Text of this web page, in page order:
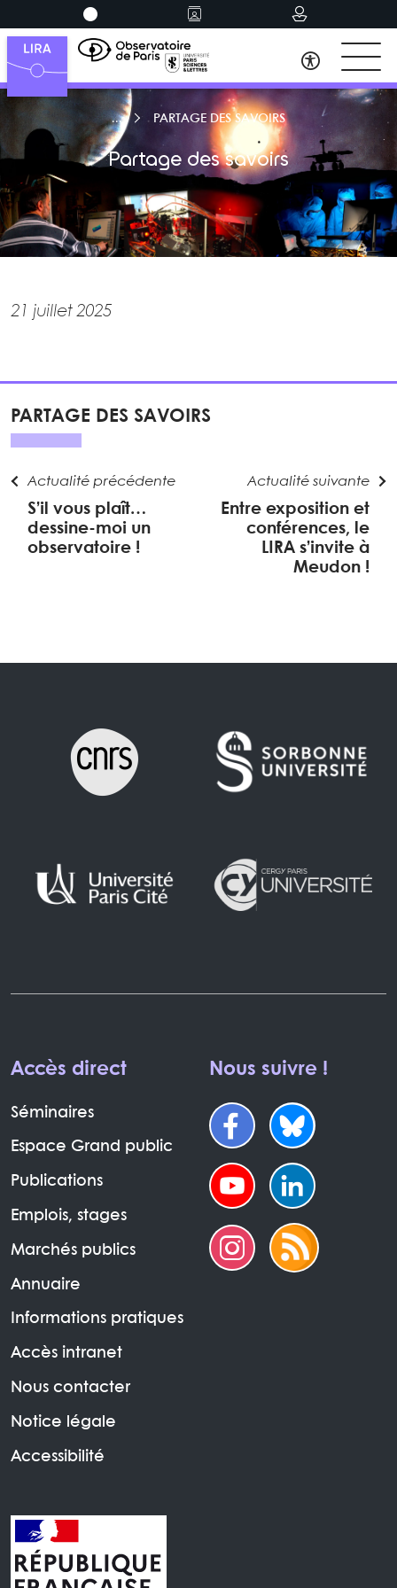
PARTAGE DES SAVOIRS
Partage des savoirs
21 juillet 2025
PARTAGE DES SAVOIRS
Actualité précédente
S’il vous plaît…
dessine-moi un
observatoire !
Actualité suivante
Entre exposition et
conférences, le
LIRA s’invite à
Meudon !
Accès direct
Séminaires
Espace Grand public
Publications
Emplois, stages
Marchés publics
Annuaire
Informations pratiques
Accès intranet
Nous contacter
Notice légale
Accessibilité
Nous suivre !